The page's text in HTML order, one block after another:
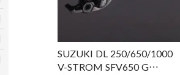
SUZUKI DL 250/650/1000
V-STROM SFV650 G…